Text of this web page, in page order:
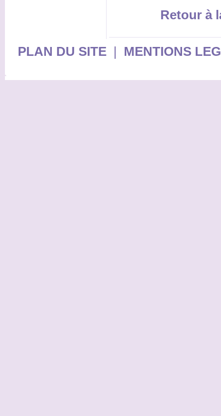
Retour à
PLAN DU SITE| MENTIONS